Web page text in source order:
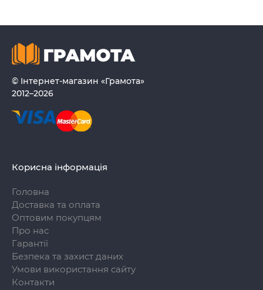
© Інтернет-магазин «Грамота»
2012–2026
Корисна інформація
Головна
Доставка та оплата
Оптовим покупцям
Про нас
Гарантії
Безпека та захист даних
Умови використання сайту
Контакти